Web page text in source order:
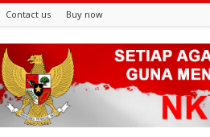
Contact us Buy now